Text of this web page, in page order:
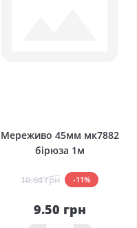
Мереживо 45мм мк7882
бірюза 1м
10.64 грн -11%
9.50 грн